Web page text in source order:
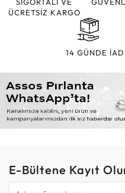
ÜCRETSİZ KARGO
14 GÜNDE
E-Bültene Kayıt